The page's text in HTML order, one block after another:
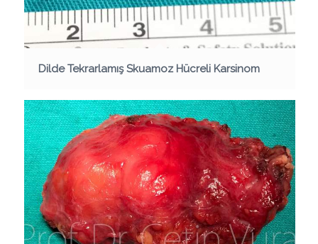
Dilde Tekrarlamış Skuamoz Hücreli Karsinom